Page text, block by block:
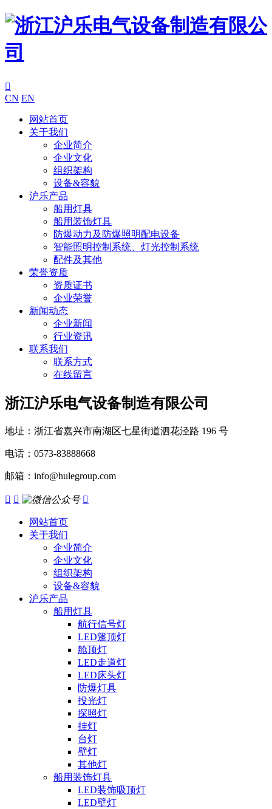

CN EN
网站首页
关于我们
企业简介
企业文化
组织架构
设备&容貌
沪乐产品
船用灯具
船用装饰灯具
防爆动力及防爆照明配电设备
智能照明控制系统、灯光控制系统
配件及其他
荣誉资质
资质证书
企业荣誉
新闻动态
企业新闻
行业资讯
联系我们
联系方式
在线留言
浙江沪乐电气设备制造有限公司
地址：浙江省嘉兴市南湖区七星街道泗花泾路 196 号
电话：0573-83888668
邮箱：info@hulegroup.com
  
网站首页
关于我们
企业简介
企业文化
组织架构
设备&容貌
沪乐产品
船用灯具
航行信号灯
LED篷顶灯
舱顶灯
LED走道灯
LED床头灯
防爆灯具
投光灯
探照灯
挂灯
台灯
壁灯
其他灯
船用装饰灯具
LED装饰吸顶灯
LED壁灯